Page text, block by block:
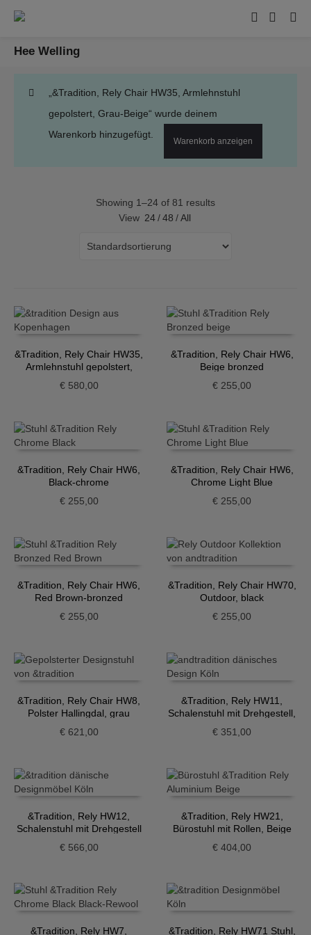
Hee Welling
„&Tradition, Rely Chair HW35, Armlehnstuhl
gepolstert, Grau-Beige“ wurde deinem
Warenkorb hinzugefügt.
Warenkorb anzeigen
Showing 1–24 of 81 results
View 24 / 48 / All
&Tradition, Rely Chair HW35,
Armlehnstuhl gepolstert,
€580,00
&Tradition, Rely Chair HW6,
Beige bronzed
€ 255,00
&Tradition, Rely Chair HW6,
Black-chrome
€255,00
&Tradition, Rely Chair HW6,
Chrome Light Blue
€ 255,00
&Tradition, Rely Chair HW6,
Red Brown-bronzed
€255,00
&Tradition, Rely Chair HW70,
Outdoor, black
€ 255,00
&Tradition, Rely Chair HW8,
Polster Hallingdal, grau
€621,00
&Tradition, Rely HW11,
Schalenstuhl mit Drehgestell,
€ 351,00
&Tradition, Rely HW12,
Schalenstuhl mit Drehgestell
€566,00
&Tradition, Rely HW21,
Bürostuhl mit Rollen, Beige
€ 404,00
&Tradition, Rely HW7,
&Tradition, Rely HW71 Stuhl,